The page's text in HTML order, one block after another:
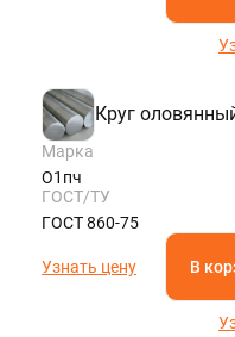
Круг
Марка
О1пч
ГОСТ/ТУ
ГОСТ 860-75
Узнать цену В